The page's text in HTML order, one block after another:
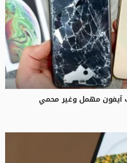
آيفون مهمل وغير محمي